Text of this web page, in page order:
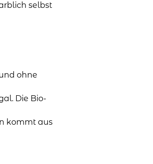
selbst
ohne
Die Bio-
kommt aus